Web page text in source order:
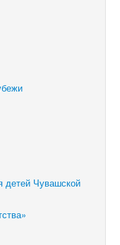
детей Чувашской